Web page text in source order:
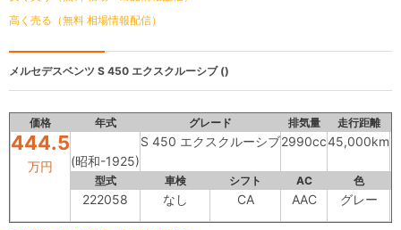
高く売る（無料 相場情報配信）
メルセデスベンツ S 450 エクスクルーシブ ()
価格 年式 グレード 排気量 走行距離
444.5
万円 (昭和-1925)
S 450 エクスクルーシブ2990cc45,000km
型式 車検 シフト AC 色
222058 なし CA AAC グレー